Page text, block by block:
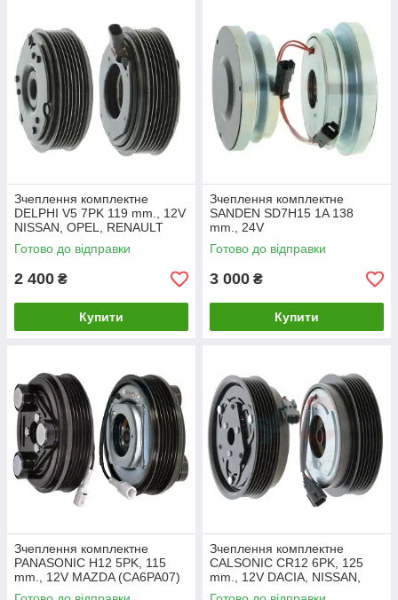
Зчеплення комплектне
DELPHI V5 7PK 119 mm., 12V
NISSAN, OPEL, RENAULT
(CA675)
Готово до відправки
2 400 ₴
Купити
Зчеплення комплектне
SANDEN SD7H15 1A 138
mm., 24V
СІЛЬГОСПТЕХНІКА,
СПЕЦТЕХНІКА (CA722)
Готово до відправки
3 000 ₴
Купити
Зчеплення комплектне
PANASONIC H12 5PK, 115
mm., 12V MAZDA (CA6PA07)
Зчеплення комплектне
CALSONIC CR12 6PK, 125
mm., 12V DACIA, NISSAN,
RENAULT (CA804)